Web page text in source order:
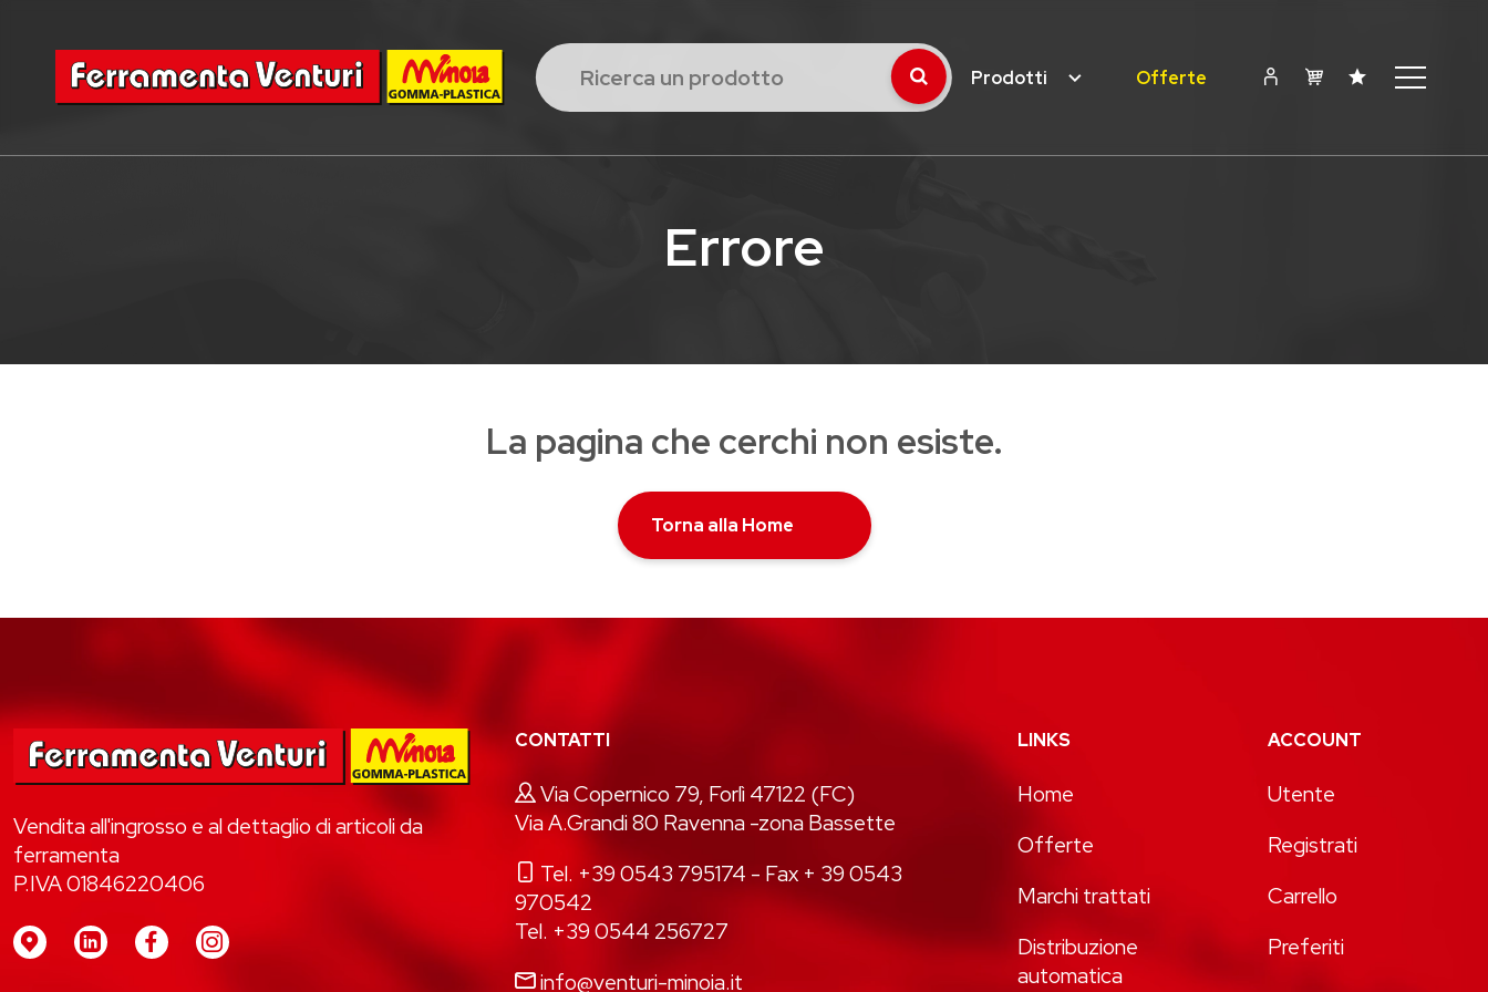
Prodotti Offerte
Errore
La pagina che cerchi non esiste.
Torna alla Home
Vendita all'ingrosso e al dettaglio di articoli da
ferramenta
P.IVA 01846220406
CONTATTI
Via Copernico 79, Forlì 47122 (FC)
Via A.Grandi 80 Ravenna -zona Bassette
Tel. +39 0543 795174 - Fax + 39 0543
970542
Tel. +39 0544 256727
info@venturi-minoia.it
LINKS
Home
Offerte
Marchi trattati
Distribuzione
automatica
ACCOUNT
Utente
Registrati
Carrello
Preferiti